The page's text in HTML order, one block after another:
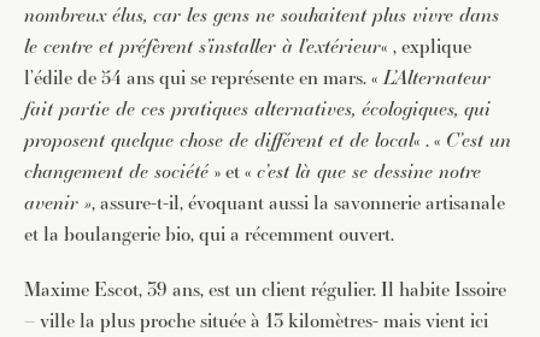
nombreux élus, car les gens ne souhaitent plus vivre dans
le centre et préfèrent s’installer à l’extérieur« , explique
l’édile de 54 ans qui se représente en mars. «L’Alternateur
fait partie de ces pratiques alternatives, écologiques, qui
proposent quelque chose de différent et de local« . « C’est un
changement de société » et « c’est là que se dessine notre
avenir », assure-t-il, évoquant aussi la savonnerie artisanale
et la boulangerie bio, qui a récemment ouvert.
Maxime Escot, 39 ans, est un client régulier. Il habite Issoire
– ville la plus proche située à 13 kilomètres- mais vient ici